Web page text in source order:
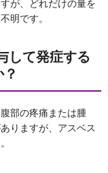
が、どれだけの量を
明です。
して発症する
部の疼痛または腫
りますが、アスベス